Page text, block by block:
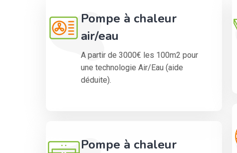
Pompe à chaleur
air/eau
A partir de 3000€ les 100m2 pour
une technologie Air/Eau (aide
déduite).
Pompe à chaleur